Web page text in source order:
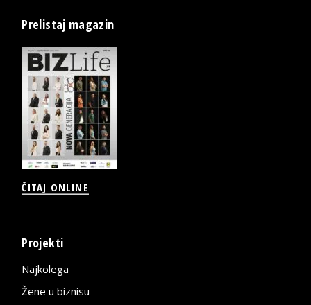
Prelistaj magazin
ČITAJ ONLINE
Projekti
Najkolega
Žene u biznisu